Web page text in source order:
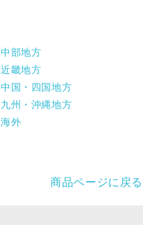
中部地方
近畿地方
中国・四国地方
九州・沖縄地方
海外
商品ページに戻る